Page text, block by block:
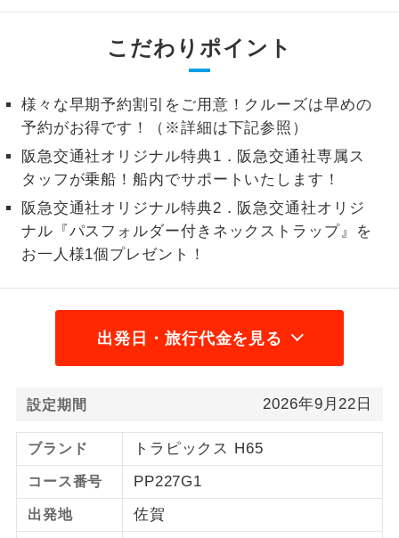
こだわりポイント
様々な早期予約割引をご用意！クルーズは早めの
予約がお得です！（※詳細は下記参照）
阪急交通社オリジナル特典1．阪急交通社専属ス
タッフが乗船！船内でサポートいたします！
阪急交通社オリジナル特典2．阪急交通社オリジ
ナル『パスフォルダー付きネックストラップ』を
お一人様1個プレゼント！
出発日・旅行代金を見る
設定期間 2026年9月22日
ブランド トラピックス H65
コース番号 PP227G1
出発地 佐賀
す。
す。
加限定
スです。
1名様1室同代
金
1名様1室利用でも追加料金がかからない
コースです。
す。
女性限定
す。
航空会社指定
利用航空会社が指定なので、ご出発の計
画にとても便利です。
ホテル指定
す。